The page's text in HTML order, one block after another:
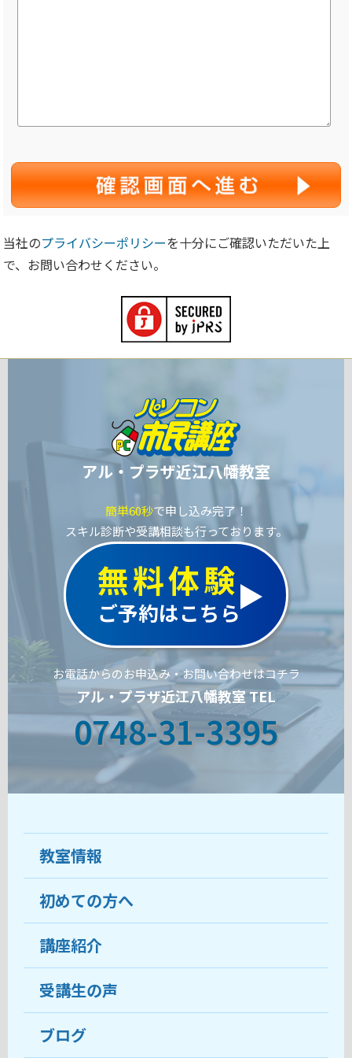
当社のプライバシーポリシーを十分にご確認いただいた上
で、お問い合わせください。
アル・プラザ近江八幡教室
簡単60秒で申し込み完了！
スキル診断や受講相談も行っております。
無料体験
ご予約はこちら
お電話からのお申込み・お問い合わせはコチラ
アル・プラザ近江八幡教室 TEL
0748-31-3395
教室情報
教室について
受講生の声
おすすめ・人気の講座
目的から講座を探す
初めての方へ
ココがおすすめ
料金
受講までの流れ
講座紹介
受講生の声
ブログ